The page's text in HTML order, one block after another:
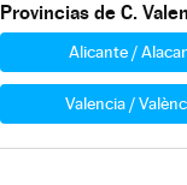
Provincias de C.
Alicante /
Valencia /